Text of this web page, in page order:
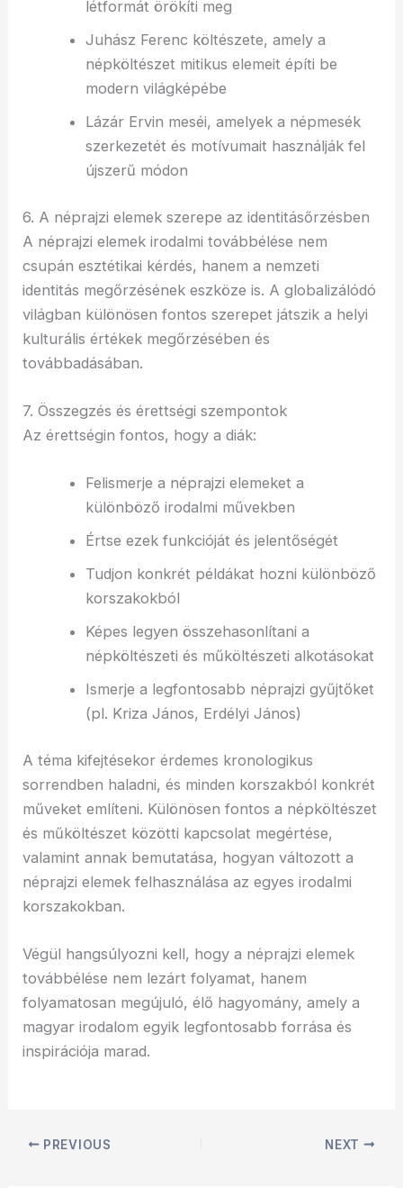
létformát örökíti meg
Juhász Ferenc költészete, amely a
népköltészet mitikus elemeit építi be
modern világképébe
Lázár Ervin meséi, amelyek a népmesék
szerkezetét és motívumait használják fel
újszerű módon
6. A néprajzi elemek szerepe az identitásőrzésben
A néprajzi elemek irodalmi továbbélése nem
csupán esztétikai kérdés, hanem a nemzeti
identitás megőrzésének eszköze is. A globalizálódó
világban különösen fontos szerepet játszik a helyi
kulturális értékek megőrzésében és
továbbadásában.
7. Összegzés és érettségi szempontok
Az érettségin fontos, hogy a diák:
Felismerje a néprajzi elemeket a
különböző irodalmi művekben
Értse ezek funkcióját és jelentőségét
Tudjon konkrét példákat hozni különböző
korszakokból
Képes legyen összehasonlítani a
népköltészeti és műköltészeti alkotásokat
Ismerje a legfontosabb néprajzi gyűjtőket
(pl. Kriza János, Erdélyi János)
A téma kifejtésekor érdemes kronologikus
sorrendben haladni, és minden korszakból konkrét
műveket említeni. Különösen fontos a népköltészet
és műköltészet közötti kapcsolat megértése,
valamint annak bemutatása, hogyan változott a
néprajzi elemek felhasználása az egyes irodalmi
korszakokban.
Végül hangsúlyozni kell, hogy a néprajzi elemek
továbbélése nem lezárt folyamat, hanem
folyamatosan megújuló, élő hagyomány, amely a
magyar irodalom egyik legfontosabb forrása és
inspirációja marad.
PREVIOUS NEXT